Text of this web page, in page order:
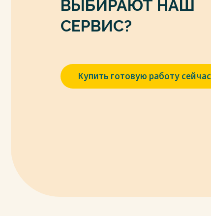
Ф.Ю. Алчинова // Учет. Анализ. Аудит. –
https://cyberleninka.ru (дата обращения:
6. Виханский О.С. Менеджмент:
учебник / О.С. Виханский, А.И. Наумов.
7. Игнатьева А.В. Менеджмент:
2022. – 301 с.
Весь текст будет доступенпосле
ВЫБИРАЮТ НАШ
СЕРВИС?
Купить готовую работу сейчас